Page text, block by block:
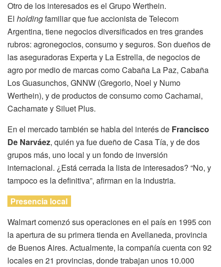
Otro de los interesados es el Grupo Werthein.
El holdingfamiliar que fue accionista de Telecom
Argentina, tiene negocios diversificados en tres grandes
rubros: agronegocios, consumo y seguros. Son dueños de
las aseguradoras Experta y La Estrella, de negocios de
agro por medio de marcas como Cabaña La Paz, Cabaña
Los Guasunchos, GNNW (Gregorio, Noel y Numo
Werthein), y de productos de consumo como Cachamai,
Cachamate y Siluet Plus.
En el mercado también se habla del interés de Francisco
De Narváez, quién ya fue dueño de Casa Tía, y de dos
grupos más, uno local y un fondo de inversión
internacional. ¿Está cerrada la lista de interesados? “No, y
tampoco es la definitiva”, afirman en la industria.
Presencia local
Walmart comenzó sus operaciones en el país en 1995 con
la apertura de su primera tienda en Avellaneda, provincia
de Buenos Aires. Actualmente, la compañía cuenta con 92
locales en 21 provincias, donde trabajan unos 10.000